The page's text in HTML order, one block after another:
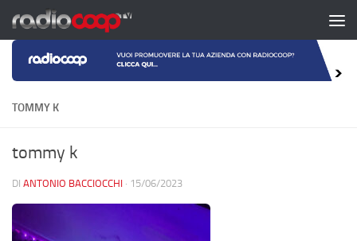
Salta al contenuto
TOMMY K
tommy k
DI ANTONIO BACCIOCCHI · 15/06/2023